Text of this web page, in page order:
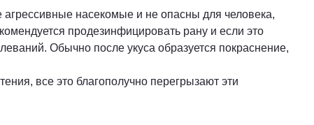
насекомые и не опасны для человека,
продезинфицировать рану и если это
Обычно после укуса образуется покраснение,
все это благополучно перегрызают эти